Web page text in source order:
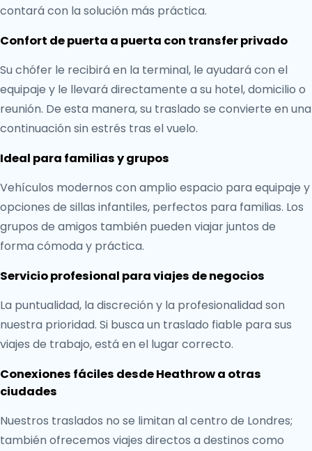
contará con la solución más práctica.
Confort de puerta a puerta con transfer privado
Su chófer le recibirá en la terminal, le ayudará con el
equipaje y le llevará directamente a su hotel, domicilio o
reunión. De esta manera, su traslado se convierte en una
continuación sin estrés tras el vuelo.
Ideal para familias y grupos
Vehículos modernos con amplio espacio para equipaje y
opciones de sillas infantiles, perfectos para familias. Los
grupos de amigos también pueden viajar juntos de
forma cómoda y práctica.
Servicio profesional para viajes de negocios
La puntualidad, la discreción y la profesionalidad son
nuestra prioridad. Si busca un traslado fiable para sus
viajes de trabajo, está en el lugar correcto.
Conexiones fáciles desde Heathrow a otras
ciudades
Nuestros traslados no se limitan al centro de Londres;
también ofrecemos viajes directos a destinos como